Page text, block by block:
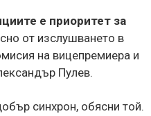
е приоритет за
от изслушването в
на вицепремиера и
Пулев.
синхрон, обясни той.